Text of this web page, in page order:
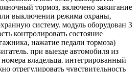
тормоз, включено зажигание
выключении режима охраны,
систему. модуль оборудован 3
контролировать состояние
нажатие педали тормоза)
при выезде автомобиля из
владельца. интегрированный
отрегулировать чувствительность